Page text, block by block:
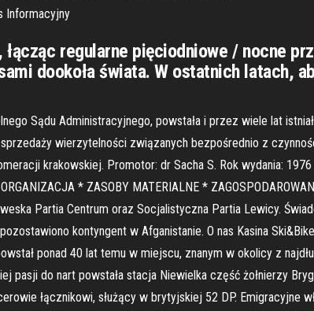
Informacyjny
regularne pięciodniowe / nocne
dookoła świata. W ostatnich latach,
Sądu Administracyjnego, powstała i przez wiele lat
wierzytelności związanych bezpośrednio z
krakowskiej. Promotor: dr Sacha S. Rok wydania: 1976
* ZASOBY MATERIALNE *
Partia Centrum oraz Socjalistyczna Partia Lewicy.
kontyngent w Afganistanie. O nas Kasina
ponad 40 lat temu w miejscu, znanym w okolicy z
pasji do nart powstała stacja Niewielka część żołnierzy
łącznikowi, służący w brytyjskiej 52 DP. Emigracyjne